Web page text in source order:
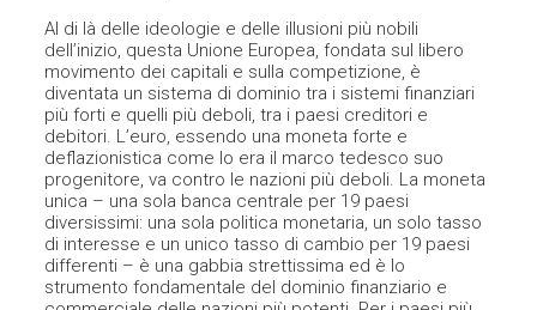
Al di là delle ideologie e delle illusioni più nobili
dell’inizio, questa Unione Europea, fondata sul libero
movimento dei capitali e sulla competizione, è
diventata un sistema di dominio tra i sistemi finanziari
più forti e quelli più deboli, tra i paesi creditori e
debitori. L’euro, essendo una moneta forte e
deflazionistica come lo era il marco tedesco suo
progenitore, va contro le nazioni più deboli. La moneta
unica – una sola banca centrale per 19 paesi
diversissimi: una sola politica monetaria, un solo tasso
di interesse e un unico tasso di cambio per 19 paesi
differenti – è una gabbia strettissima ed è lo
strumento fondamentale del dominio finanziario e